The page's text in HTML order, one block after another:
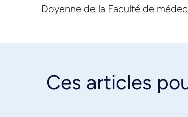
Doyenne de la Faculté de
Ces articles